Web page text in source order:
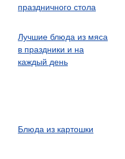
праздничного стола
Лучшие блюда из мяса
в праздники и на
каждый день
Блюда из картошки